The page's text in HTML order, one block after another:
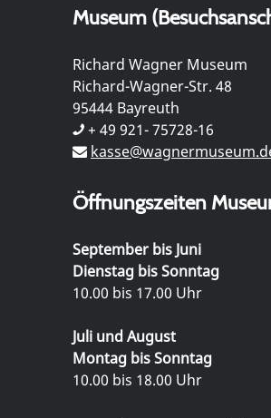
Museum
Richard Wagner Museum
Richard-Wagner-Str. 48
95444 Bayreuth
+ 49 921- 75728-16
Öffnungszeiten
September bis Juni
Dienstag bis Sonntag
10.00 bis 17.00 Uhr
Juli und August
Montag bis Sonntag
10.00 bis 18.00 Uhr